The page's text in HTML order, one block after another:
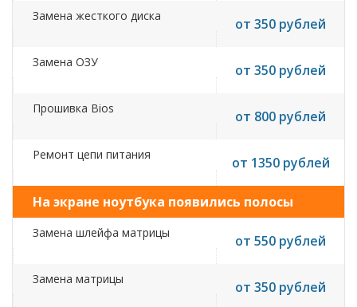
Замена жесткого диска от 350 рублей
Замена ОЗУ от 350 рублей
Прошивка Bios от 800 рублей
Ремонт цепи питания от 1350 рублей
На экране ноутбука появились полосы
Замена шлейфа матрицы от 550 рублей
Замена матрицы от 350 рублей